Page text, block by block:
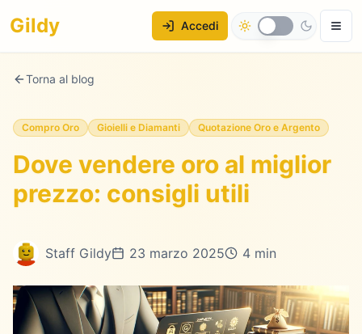
Gildy Accedi
Torna al blog
Compro Oro Gioielli e Diamanti Quotazione Oro e Argento
Dove vendere oro al miglior
prezzo: consigli utili
Staff Gildy 23 marzo 2025 4 min